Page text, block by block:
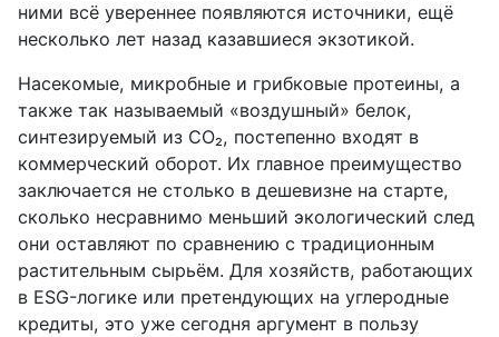
ними всё увереннее появляются источники, ещё
несколько лет назад казавшиеся экзотикой.
Насекомые, микробные и грибковые протеины, а
также так называемый «воздушный» белок,
синтезируемый из CO₂, постепенно входят в
коммерческий оборот. Их главное преимущество
заключается не столько в дешевизне на старте,
сколько несравнимо меньший экологический след
они оставляют по сравнению с традиционным
растительным сырьём. Для хозяйств, работающих
в ESG-логике или претендующих на углеродные
кредиты, это уже сегодня аргумент в пользу